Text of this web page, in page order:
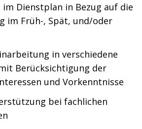
im Dienstplan in Bezug auf die
im Früh-, Spät, und/oder
in verschiedene
Berücksichtigung der
und Vorkenntnisse
bei fachlichen